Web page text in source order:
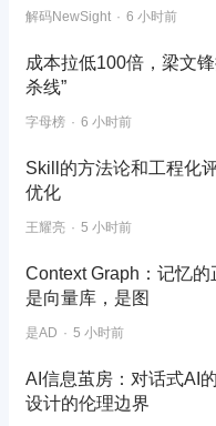
解码NewSight 6 小时前
成本拉低100倍，梁文
杀线”
字母榜 6 小时前
Skill的方法论和工程化
优化
王耀亮 5 小时前
Context Graph：记忆的
是向量库，是图
是AD 5 小时前
AI信息茧房：对话式AI
设计的伦理边界